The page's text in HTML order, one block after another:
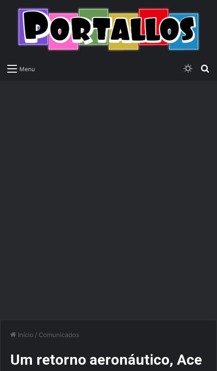
Menu
Início / Comunicados
Um retorno aeronáutico, Ace